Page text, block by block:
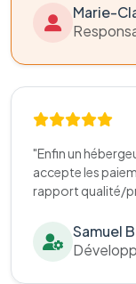
Marie-
"Enfin un
accepte les
rapport qualité/
Samuel